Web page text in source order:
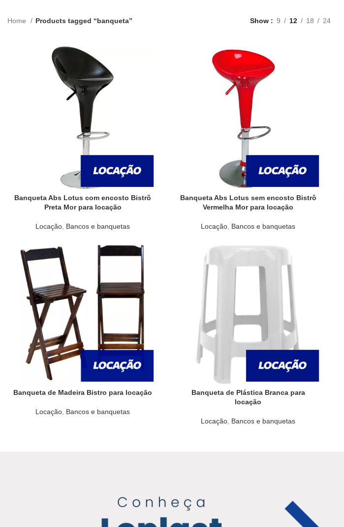
Home Products tagged “banqueta” Show 9 12 18 24
Banqueta Abs Lotus com encosto Bistrô
Preta Mor para locação
Locação Bancos e banquetas
Banqueta Abs Lotus sem encosto Bistrô
Vermelha Mor para locação
Locação Bancos e banquetas
Banqueta de Madeira Bistro para locação
Locação Bancos e banquetas
Banqueta de Plástica Branca para
locação
Locação Bancos e banquetas